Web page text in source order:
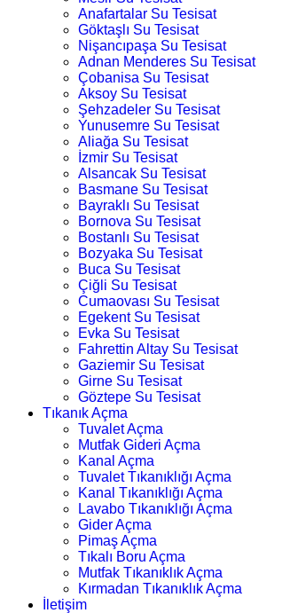
Anafartalar Su Tesisat
Göktaşlı Su Tesisat
Nişancıpaşa Su Tesisat
Adnan Menderes Su Tesisat
Çobanisa Su Tesisat
Aksoy Su Tesisat
Şehzadeler Su Tesisat
Yunusemre Su Tesisat
Aliağa Su Tesisat
İzmir Su Tesisat
Alsancak Su Tesisat
Basmane Su Tesisat
Bayraklı Su Tesisat
Bornova Su Tesisat
Bostanlı Su Tesisat
Bozyaka Su Tesisat
Buca Su Tesisat
Çiğli Su Tesisat
Cumaovası Su Tesisat
Egekent Su Tesisat
Evka Su Tesisat
Fahrettin Altay Su Tesisat
Gaziemir Su Tesisat
Girne Su Tesisat
Göztepe Su Tesisat
Tıkanık Açma
Tuvalet Açma
Mutfak Gideri Açma
Kanal Açma
Tuvalet Tıkanıklığı Açma
Kanal Tıkanıklığı Açma
Lavabo Tıkanıklığı Açma
Gider Açma
Pimaş Açma
Tıkalı Boru Açma
Mutfak Tıkanıklık Açma
Kırmadan Tıkanıklık Açma
İletişim